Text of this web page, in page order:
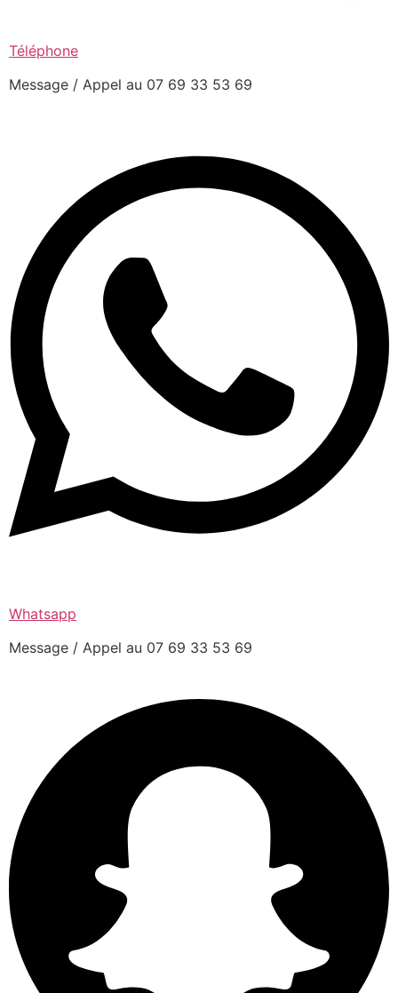
Téléphone
Message / Appel au 07 69 33 53 69
Whatsapp
Message / Appel au 07 69 33 53 69